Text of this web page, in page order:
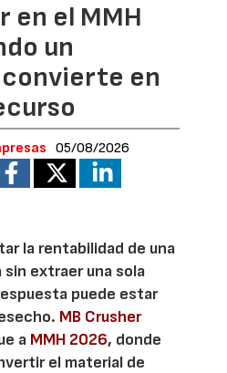
en el MMH
un
en
05/08/2026
la rentabilidad de una
sin extraer una sola
puede estar
MB Crusher
a MMH 2026, donde
el material de